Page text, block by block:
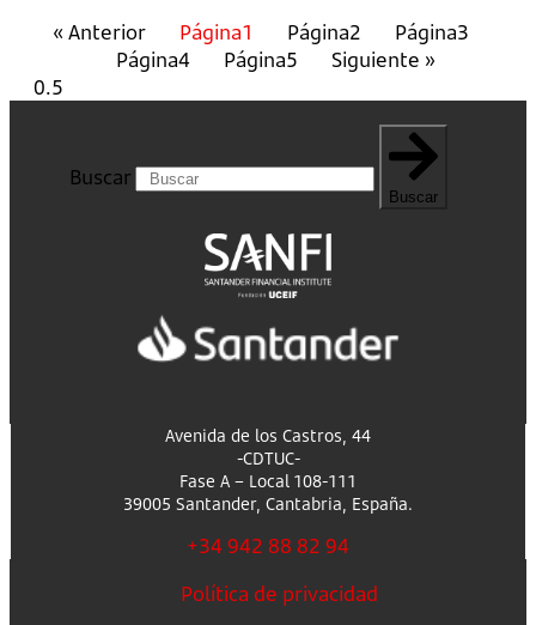
« Anterior Página1 Página2 Página3
Página4 Página5 Siguiente »
Buscar
Buscar
Avenida de los Castros, 44
-CDTUC-
Fase A – Local 108-111
39005 Santander, Cantabria, España.
+34 942 88 82 94
Política de privacidad